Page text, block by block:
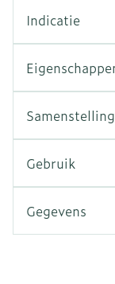
Indicatie
Samenstelling
Gebruik
Gegevens